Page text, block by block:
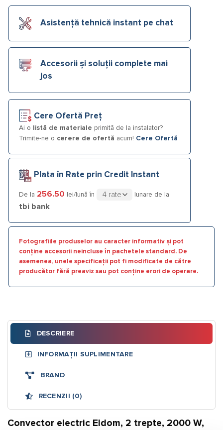
Asistență tehnică instant pe chat
Accesorii și soluții complete mai
jos
Cere Ofertă Preț
Ai o listă de materiale primită de la instalator?
Trimite-ne o cerere de ofertă acum! Cere Ofertă
Plata în Rate prin Credit Instant
De la 256.50 lei/lună în lunare de la
tbi bank
Fotografiile produselor au caracter informativ și pot
conține accesorii neincluse în pachetele standard. De
asemenea, unele specificații pot fi modificate de către
producător fără preaviz sau pot conține erori de operare.
DESCRIERE
INFORMAȚII SUPLIMENTARE
BRAND
RECENZII (0)
Convector electric Eldom, 2 trepte, 2000 W,